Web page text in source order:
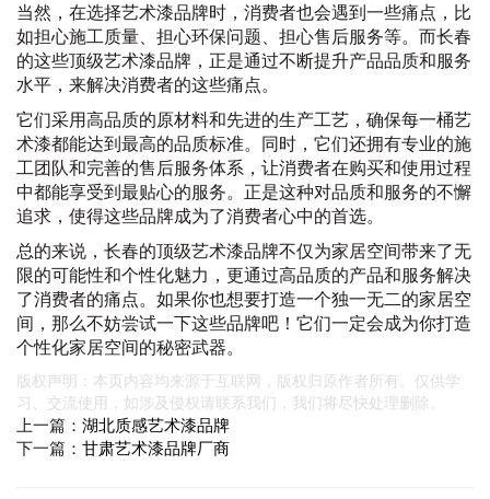
当然，在选择艺术漆品牌时，消费者也会遇到一些痛点，比
如担心施工质量、担心环保问题、担心售后服务等。而长春
的这些顶级艺术漆品牌，正是通过不断提升产品品质和服务
水平，来解决消费者的这些痛点。
它们采用高品质的原材料和先进的生产工艺，确保每一桶艺
术漆都能达到最高的品质标准。同时，它们还拥有专业的施
工团队和完善的售后服务体系，让消费者在购买和使用过程
中都能享受到最贴心的服务。正是这种对品质和服务的不懈
追求，使得这些品牌成为了消费者心中的首选。
总的来说，长春的顶级艺术漆品牌不仅为家居空间带来了无
限的可能性和个性化魅力，更通过高品质的产品和服务解决
了消费者的痛点。如果你也想要打造一个独一无二的家居空
间，那么不妨尝试一下这些品牌吧！它们一定会成为你打造
个性化家居空间的秘密武器。
版权声明：本页内容均来源于互联网，版权归原作者所有。仅供学
习、交流使用，如涉及侵权请联系我们，我们将尽快处理删除。
上一篇： 湖北质感艺术漆品牌
下一篇： 甘肃艺术漆品牌厂商